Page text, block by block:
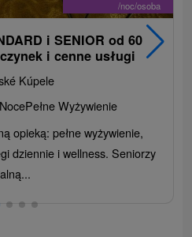
/noc/osoba
i SENIOR od 60
i cenne usługi
Kúpele
Pełne Wyżywienie
opieką: pełne wyżywienie,
dziennie i wellness. Seniorzy